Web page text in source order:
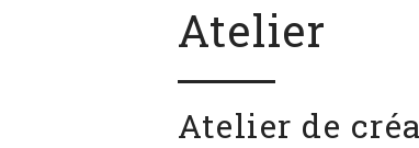
Atelier
Atelier de